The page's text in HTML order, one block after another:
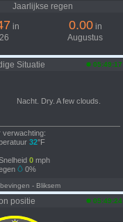
Jaarlijkse regen
in
0.00in
Augustus
Situatie 05:49:17
Nacht. Dry. A few clouds.
verwachting:
32°F
0mph
0%
- Bliksem
positie 05:49:24